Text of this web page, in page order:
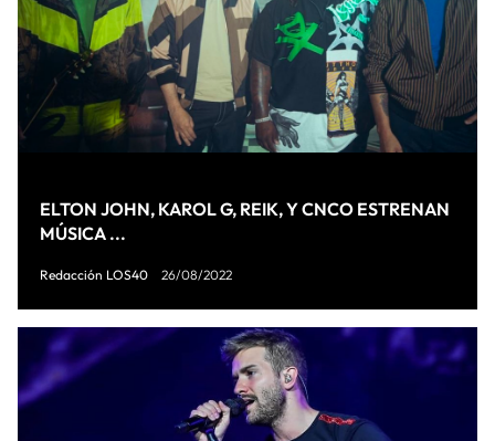
ELTON JOHN, KAROL G, REIK, Y CNCO ESTRENAN
MÚSICA ...
Redacción LOS40 26/08/2022